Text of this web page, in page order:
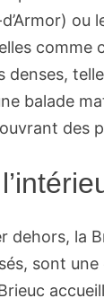
denses,
balade
des
dehors, la
sont